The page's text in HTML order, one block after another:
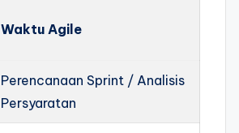
Waktu Agile
Perencanaan Sprint / Analisis
Persyaratan